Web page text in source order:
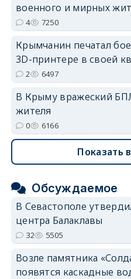
военного и мирных
4 7250
Крымчанин печатал
3D-принтере в своей
2 6497
В Крыму вражеский
жителя
0 6166
Показать
Обсуждаемое
В Севастополе
центра Балаклавы
32 5505
Возле памятника
появятся каскадные